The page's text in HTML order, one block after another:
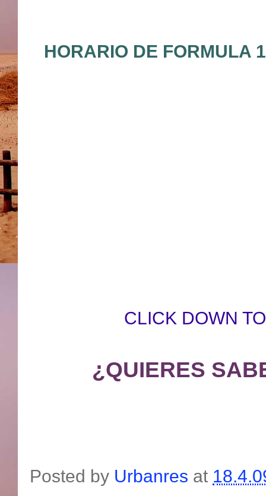
HORARIO DE FORMULA
CLICK DOWN
¿QUIERES
Posted by Urbanres at